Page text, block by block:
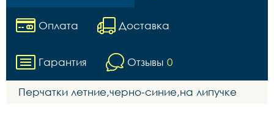
Оплата Доставка
Гарантия Отзывы 0
Перчатки летние,черно-синие,на липучке